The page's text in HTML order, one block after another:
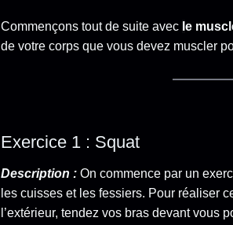
Commençons tout de suite avec e
de votre corps que vous devez muscler
Exercice 1 : Squat
Description : On commence par un
les cuisses et les fessiers. Pour réaliser
l’extérieur, tendez vos bras devant vous